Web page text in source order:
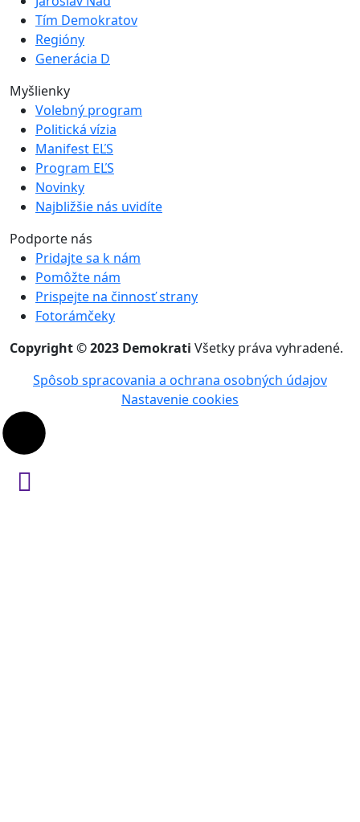
Tím Demokratov
Regióny
Generácia D
Myšlienky
Volebný program
Politická vízia
Manifest EĽS
Program EĽS
Novinky
Najbližšie nás uvidíte
Podporte nás
Pridajte sa k nám
Pomôžte nám
Prispejte na činnosť strany
Fotorámčeky
Copyright © 2023 Demokrati Všetky práva vyhradené.
Spôsob spracovania a ochrana osobných údajov
Nastavenie cookies